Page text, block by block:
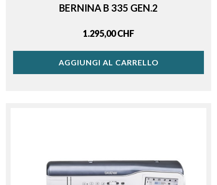
BERNINA B 335 GEN.2
Price
1.295,00 CHF
AGGIUNGI AL CARRELLO